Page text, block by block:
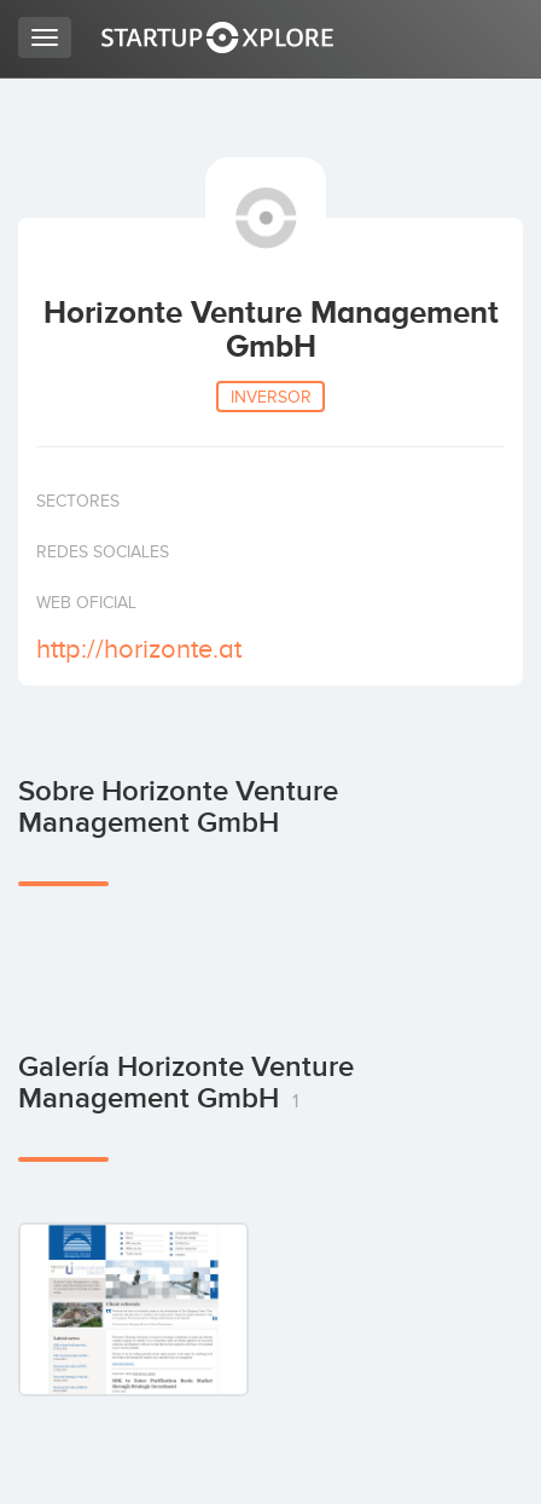
ACCESO
Inicio
Toggle
navigation
Horizonte Venture Management
GmbH
INVERSOR
SECTORES
REDES SOCIALES
WEB OFICIAL
http://horizonte.at
Sobre Horizonte Venture
Management GmbH
Galería Horizonte Venture
Management GmbH
1